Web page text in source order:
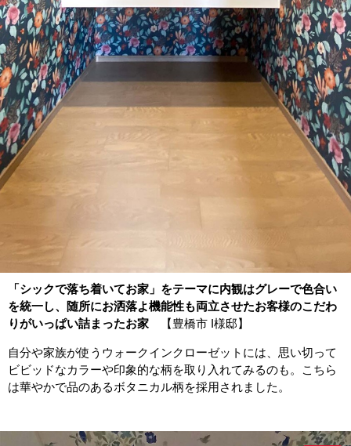
「シックで落ち着いてお家」をテーマに内観はグレーで色合い
を統一し、随所にお洒落よ機能性も両立させたお客様のこだわ
りがいっぱい詰まったお家 【豊橋市 I様邸】
自分や家族が使うウォークインクローゼットには、思い切って
ビビッドなカラーや印象的な柄を取り入れてみるのも。こちら
は華やかで品のあるボタニカル柄を採用されました。